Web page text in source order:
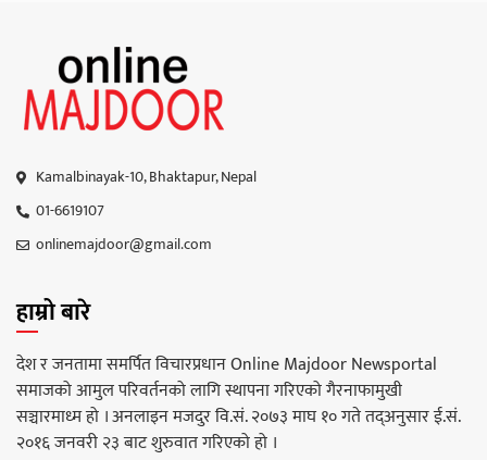
Kamalbinayak-10, Bhaktapur, Nepal
01-6619107
onlinemajdoor@gmail.com
हाम्रो बारे
देश र जनतामा समर्पित विचारप्रधान Online Majdoor Newsportal
समाजको आमुल परिवर्तनको लागि स्थापना गरिएको गैरनाफामुखी
सञ्चारमाध्म हो । अनलाइन मजदुर वि.सं. २०७३ माघ १० गते तद्अनुसार ई.सं.
२०१६ जनवरी २३ बाट शुरुवात गरिएको हो ।